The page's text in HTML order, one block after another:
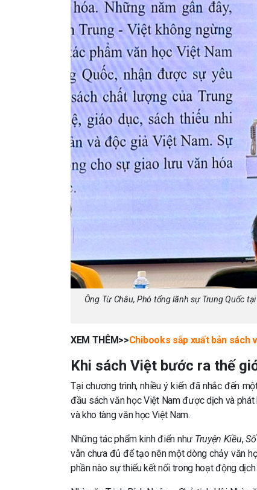
Ông Từ Châu, Phó tổng lãnh sự Trung Quốc
XEM THÊM>>Chibooks sắp xuất bản sách
Khi sách Việt bước ra thế
Tại chương trình, nhiều ý kiến đã nhắc đến
đầu sách văn học Việt Nam được dịch và
và kho tàng văn học Việt Nam.
Những tác phẩm kinh điển như Truyện Kiều,
vẫn chưa đủ để tạo nên một dòng chảy văn
phần nào sự thiếu kết nối trong hoạt động